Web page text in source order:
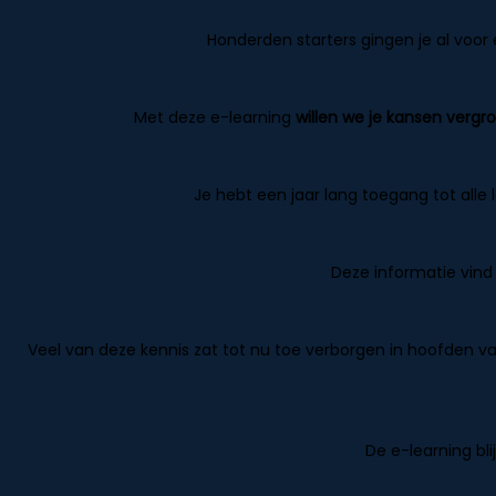
Honderden starters gingen je al
Met deze e-learning willen we je kansen
Je hebt een jaar lang toegang tot alle
Deze informatie
Veel van deze kennis zat tot nu toe verborgen in hoofden
De e-learning